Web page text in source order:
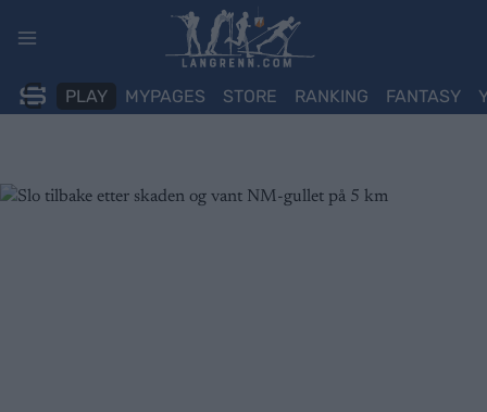
PLAY MYPAGES STORE RANKING FANTASY